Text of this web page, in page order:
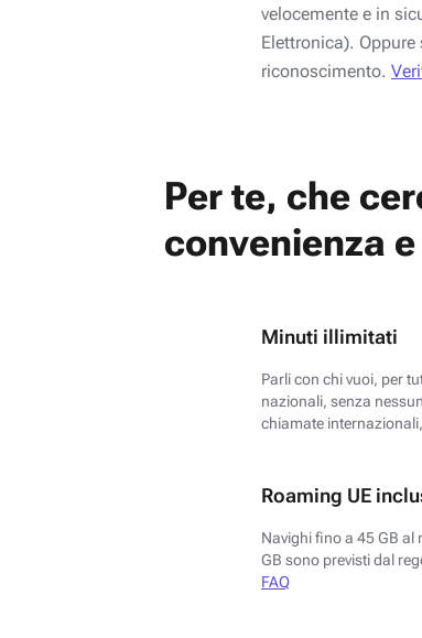
velocemente e in
Elettronica).
riconoscimento.
Per te, che
convenienza
Minuti illimitati
Parli con chi vuoi, per
nazionali, senza
chiamate internazionali,
Roaming UE
Navighi fino a 45 GB al
GB sono previsti dal
FAQ